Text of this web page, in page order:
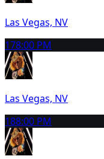
Las Vegas, NV
178:00 PM
Las Vegas, NV
188:00 PM